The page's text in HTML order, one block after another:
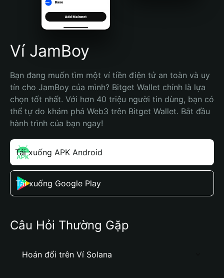
Português (Brasil)
Español (Argentina)
Ví JamBoy
Bạn đang muốn tìm một ví tiền điện tử an toàn và uy
tín cho JamBoy của mình? Bitget Wallet chính là lựa
chọn tốt nhất. Với hơn 40 triệu người tin dùng, bạn có
thể tự do khám phá Web3 trên Bitget Wallet. Bắt đầu
hành trình của bạn ngay!
Tải xuống APK Android
Tải xuống Google Play
Câu Hỏi Thường Gặp
Hoán đổi trên Ví Solana